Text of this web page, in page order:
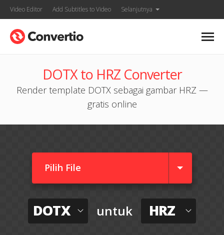
Video Editor Add Subtitles to Video Selanjutnya
DOTX to HRZ Converter
Render template DOTX sebagai gambar HRZ —
gratis online
Pilih File
DOTX untuk HRZ